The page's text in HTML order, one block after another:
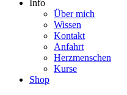
Info
Über mich
Wissen
Kontakt
Anfahrt
Herzmenschen
Kurse
Shop